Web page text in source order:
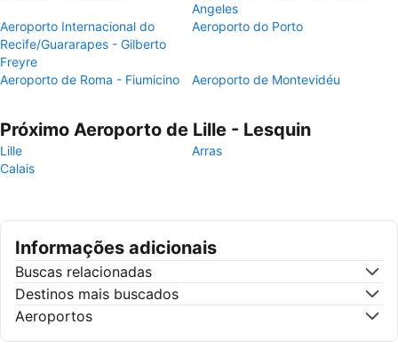
Angeles
Aeroporto Internacional do
Recife/Guararapes - Gilberto
Freyre
Aeroporto do Porto
Aeroporto de Roma - Fiumicino Aeroporto de Montevidéu
Próximo Aeroporto de Lille - Lesquin
Lille
Arras
Calais
Informações adicionais
Buscas relacionadas
Destinos mais buscados
Aeroportos